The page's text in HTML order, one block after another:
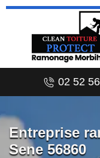
02 52
Entreprise
Sene 56860